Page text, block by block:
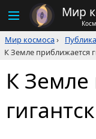
Мир
Мир космоса›
К Земле приближается
К Земле